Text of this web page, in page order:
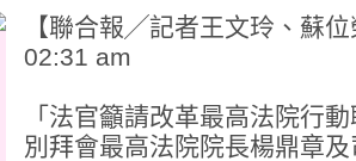
【聯合報╱記者王文玲、蘇
02:31 am
「法官籲請改革最高法院行
別拜會最高法院院長楊鼎章